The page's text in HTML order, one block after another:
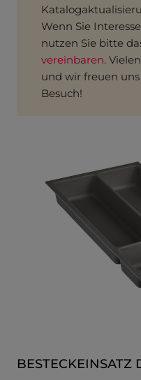
Wenn Sie
nutzen Sie bitte
vereinbaren.
und wir freuen
Besuch!
BESTECKEINSATZ